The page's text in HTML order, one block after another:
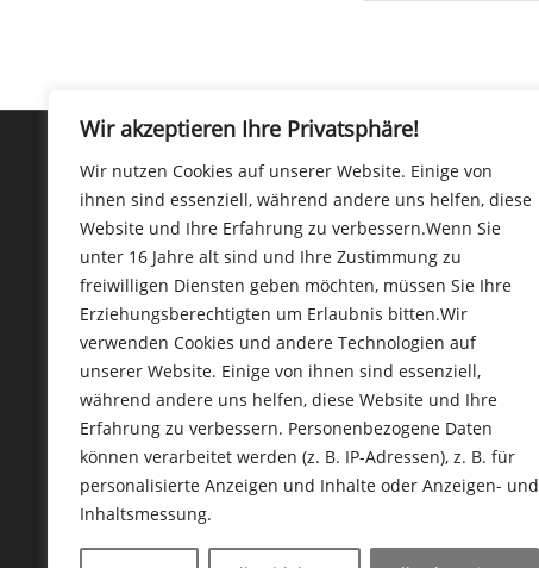
Wir akzeptieren Ihre Privatsphäre!
Wir nutzen Cookies auf unserer Website. Einige von
ihnen sind essenziell, während andere uns helfen, diese
Website und Ihre Erfahrung zu verbessern.Wenn Sie
unter 16 Jahre alt sind und Ihre Zustimmung zu
freiwilligen Diensten geben möchten, müssen Sie Ihre
Erziehungsberechtigten um Erlaubnis bitten.Wir
verwenden Cookies und andere Technologien auf
unserer Website. Einige von ihnen sind essenziell,
während andere uns helfen, diese Website und Ihre
Erfahrung zu verbessern. Personenbezogene Daten
können verarbeitet werden (z. B. IP-Adressen), z. B. für
personalisierte Anzeigen und Inhalte oder Anzeigen- und
Inhaltsmessung.
Kontakt
Coaching Feldmann
Birgit Feldmann
Coaching · Training · Beratung
Mobil: 0151.19 76 94 15
www.coaching-feldmann.de
think@coaching-feldmann.de